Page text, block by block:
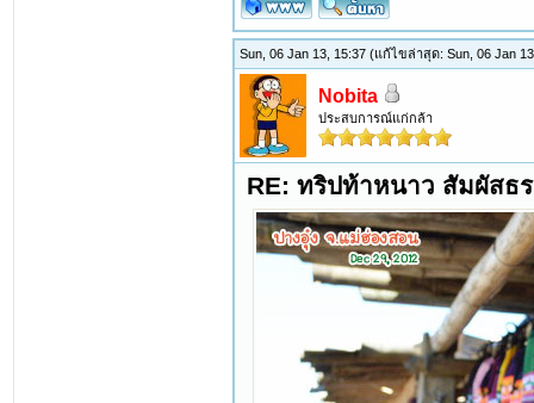
Sun, 06 Jan 13, 15:37(แก้ไขล่าสุด: Sun, 06 Jan
Nobita
ประสบการณ์แก่กล้า
RE: ทริปท้าหนาว สัมผัสธ